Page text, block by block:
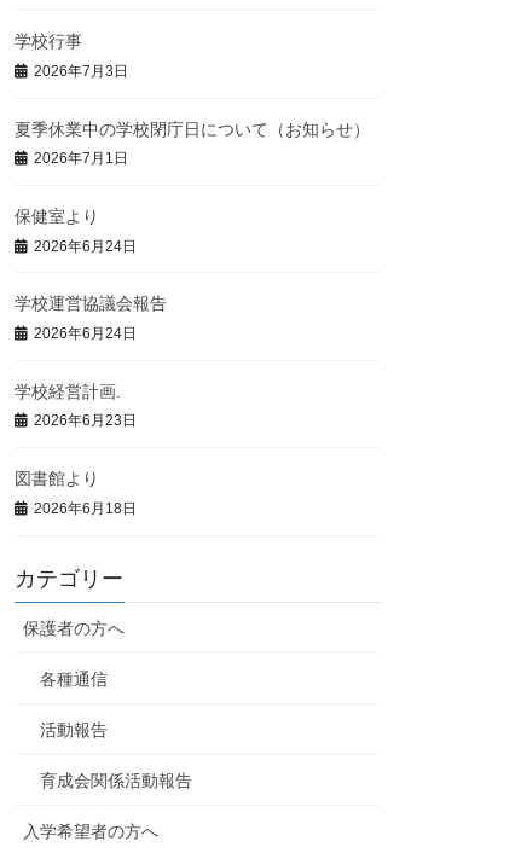
学校行事
2026年7月3日
夏季休業中の学校閉庁日について（お知らせ）
2026年7月1日
保健室より
2026年6月24日
学校運営協議会報告
2026年6月24日
学校経営計画.
2026年6月23日
図書館より
2026年6月18日
カテゴリー
保護者の方へ
各種通信
活動報告
育成会関係活動報告
入学希望者の方へ